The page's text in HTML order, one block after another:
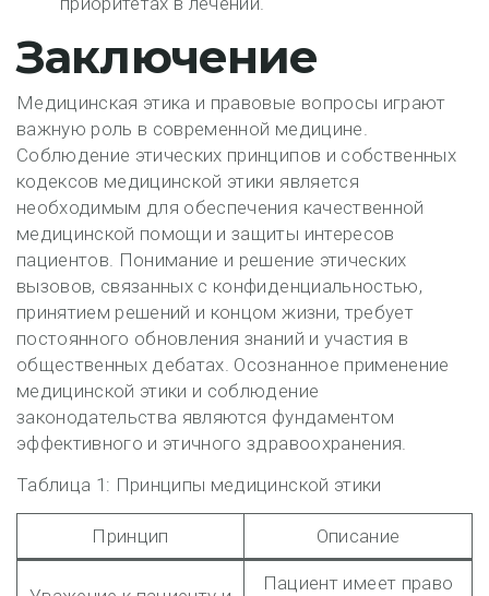
Заключение
Медицинская этика и правовые вопросы играют
важную роль в современной медицине.
Соблюдение этических принципов и собственных
кодексов медицинской этики является
необходимым для обеспечения качественной
медицинской помощи и защиты интересов
пациентов. Понимание и решение этических
вызовов, связанных с конфиденциальностью,
принятием решений и концом жизни, требует
постоянного обновления знаний и участия в
общественных дебатах. Осознанное применение
медицинской этики и соблюдение
законодательства являются фундаментом
эффективного и этичного здравоохранения.
Таблица 1: Принципы медицинской этики
Принцип Описание
Пациент имеет право